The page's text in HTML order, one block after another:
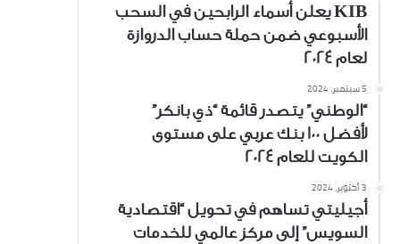
KIB يعلن أسماء الرابحين في السحب
الأسبوعي ضمن حملة حساب الدروازة
لعام 2024
5 سبتمبر، 2024
“الوطني” يتصدر قائمة “ذي بانكر”
لأفضل 100 بنك عربي على مستوى
الكويت للعام 2024
3 أكتوبر، 2024
أجيليتي تساهم في تحويل “اقتصادية
السويس” إلى مركز عالمي للخدمات